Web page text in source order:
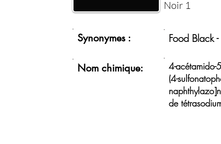
Noir 1
Synonymes : Food Black
Nom chimique:
4-acétamido-
(4-
de